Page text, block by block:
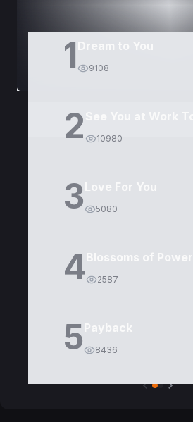
1 Dream to You
9108
2 10980
3Love For You
5080
4Blossoms of Power
2587
5Payback
8436